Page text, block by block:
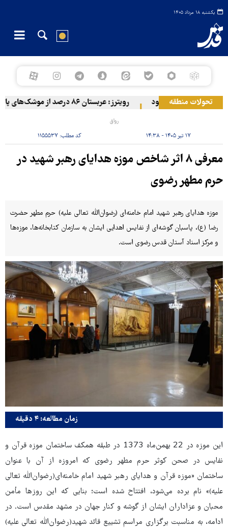
یکشنبه ۱۸ مرداد ۱۴۰۵
تحولات منطقه
مزدوران آل سعود رویترز: عربستان ۸۶ درصد از موشک‌های پاتریوت خود را استفاده کرده است
رواق
۱۷ تیر ۱۴۰۵ - ۱۴:۳۸ کد مطلب: ۱۱۵۵۵۳۷
معرفی ۸ اثر شاخص موزه هدایای رهبر شهید در
حرم مطهر رضوی
موزه هدایای رهبر شهید امام خامنه‌ای (رضوان‌الله تعالی علیه) حرم مطهر حضرت
رضا (ع)، پاسبان گوشه‌ای از نفایس اهدایی ایشان به سازمان کتابخانه‌ها، موزه‌ها
و مرکز اسناد آستان قدس رضوی است.
زمان مطالعه: ۴ دقیقه
این موزه در 22 بهمن‌ماه 1373 در طبقه همکف ساختمان موزه قرآن و
نفایس در صحن کوثر حرم مطهر رضوی که امروزه از آن با عنوان
ساختمان «موزه قرآن و هدایای رهبر شهید امام خامنه‌ای(رضوان‌الله تعالی
علیه)» نام برده می‌شود، افتتاح شده است؛ بنایی که این روزها مأمن
محبان و عزاداران ایشان از گوشه و کنار جهان در مشهد مقدس است. در
ادامه، به مناسبت برگزاری مراسم تشییع قائد شهید(رضوان‌الله تعالی علیه)